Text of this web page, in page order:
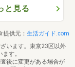
と見る
提供元： 生活ガイド.com
います。東京23区以外
す。
後に変更がある場合が